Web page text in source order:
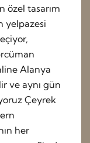
tasarım
yelpazesi
Alanya
ve aynı gün
Çeyrek
her